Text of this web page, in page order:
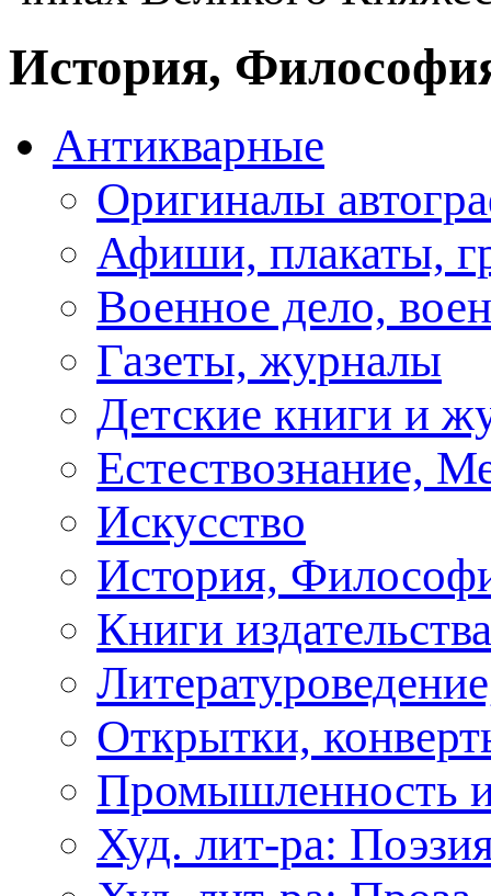
История,
Антикварные
Оригиналы
Афиши, плакаты,
Военное дело,
Газеты, журналы
Детские книги и
Естествознание,
Искусство
История,
Книги
Открытки,
Промышленность
Худ. лит-ра: